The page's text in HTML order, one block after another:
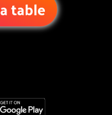
table